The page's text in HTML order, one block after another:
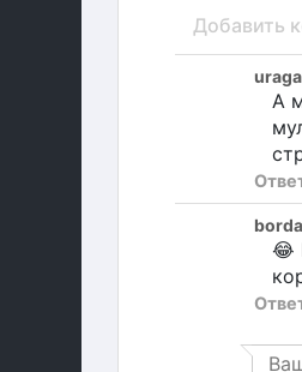
Добавить
А
😂